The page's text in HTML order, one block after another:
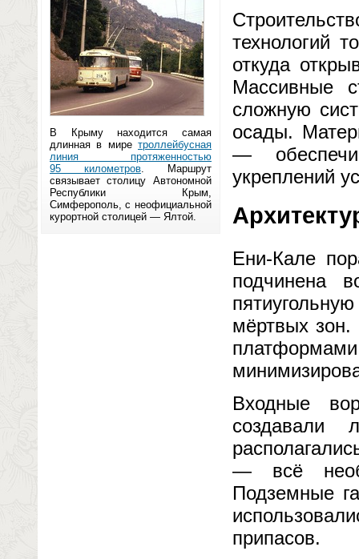
В Крыму находится самая
длинная в мире троллейбусная
линия протяженностью
95 километров. Маршрут
связывает столицу Автономной
Республики Крым,
Симферополь, с неофициальной
курортной столицей — Ялтой.
технологий
откуда
Массивные
сложную
осады.
—
укреплений
Ени-Кале
подчинена
мёртвых
Входные
создавали
— всё
Подземные
припасов.